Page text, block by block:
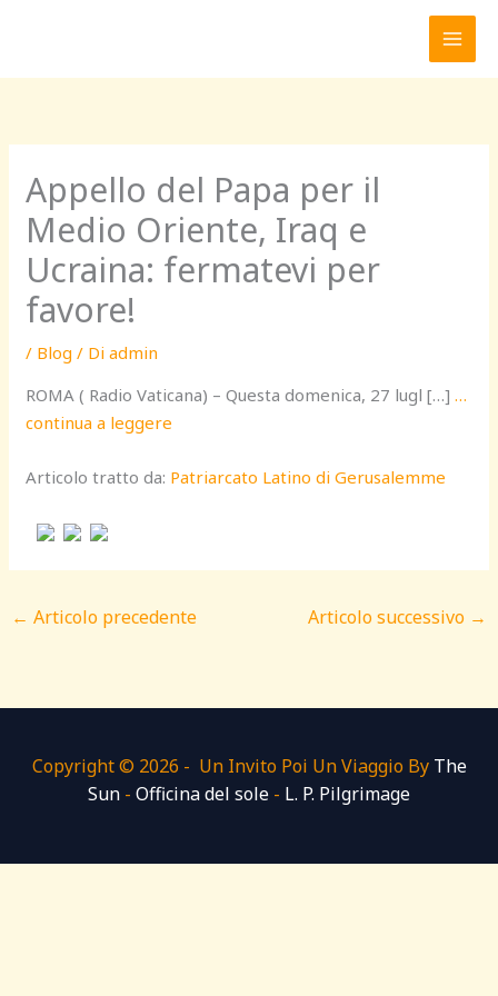
Appello del Papa per il
Medio Oriente, Iraq e
Ucraina: fermatevi per
favore!
/ Blog / Diadmin
ROMA ( Radio Vaticana) – Questa domenica, 27 lugl […]…
continua a leggere
Articolo tratto da: Patriarcato Latino di Gerusalemme
← Articolo precedente Articolo successivo →
Copyright © 2026 - Un Invito Poi Un Viaggio By The
Sun - Officina del sole - L. P. Pilgrimage